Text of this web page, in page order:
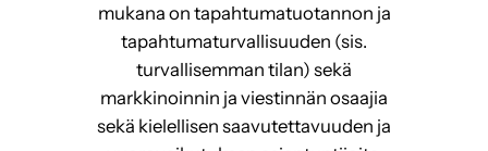
mukana on tapahtumatuotannon ja
tapahtumaturvallisuuden (sis.
turvallisemman tilan) sekä
markkinoinnin ja viestinnän osaajia
sekä kielellisen saavutettavuuden ja